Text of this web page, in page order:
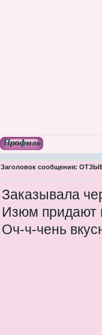
Заголовок сообщения:
Заказывала
Изюм придают
Оч-ч-чень